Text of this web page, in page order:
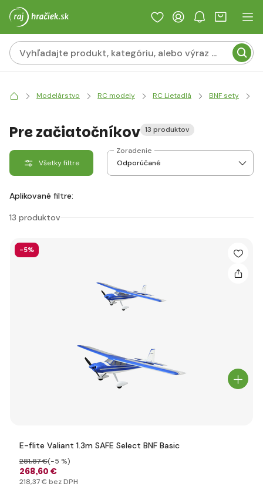
Modelárstvo RC modely RC Lietadlá BNF sety
Pre začiatočníkov 13 produktov
Všetky filtre
Zoradenie
Aplikované filtre:
13 produktov
-5%
E-flite Valiant 1.3m SAFE Select BNF Basic
268,60 €
281,87 €(-5 %)
218,37 € bez DPH